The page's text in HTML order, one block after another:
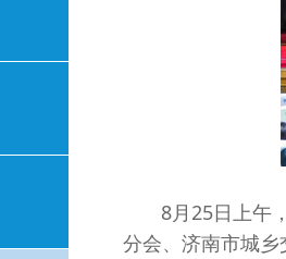
8月25日上午，
分会、济南市城